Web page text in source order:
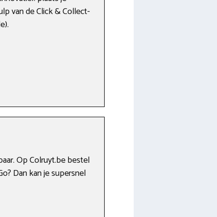
van de Click & Collect-
Op Colruyt.be bestel
Dan kan je supersnel